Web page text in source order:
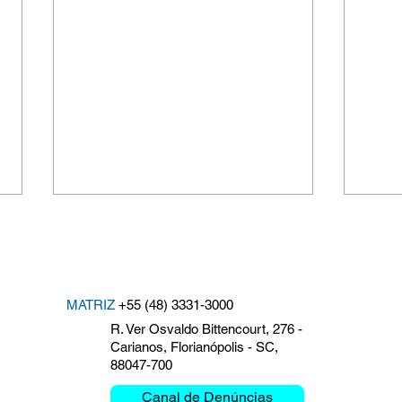
Clemar debate Misión
Crítica y Movilidad en la
MATRIZ +55 (48) 3331-3000
R. Ver Osvaldo Bittencourt, 276 -
Carianos, Florianópolis - SC,
88047-700
Canal de Denúncias